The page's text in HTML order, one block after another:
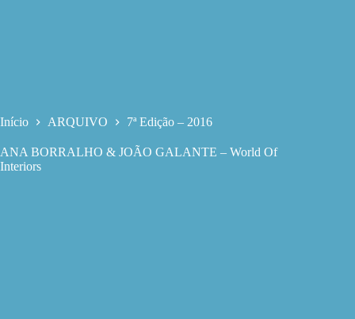
Início ARQUIVO 7ª Edição – 2016
ANA BORRALHO & JOÃO GALANTE – World Of
Interiors